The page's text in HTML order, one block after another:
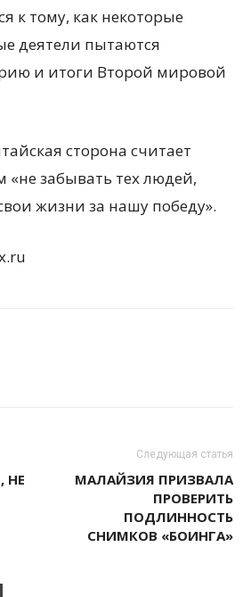
к тому, как некоторые
деятели пытаются
и итоги Второй мировой
сторона считает
забывать тех людей,
жизни за нашу победу».
НЕ
Следующая статья
МАЛАЙЗИЯ ПРИЗВАЛА
ПРОВЕРИТЬ
ПОДЛИННОСТЬ
СНИМКОВ «БОИНГА»